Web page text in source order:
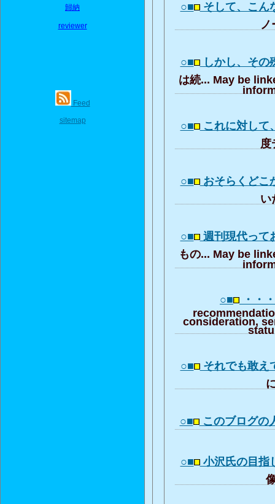
歸納
reviewer
Feed
sitemap
○■ そして、こ
○■ しかし、そ
は続... May be
○■ これに対し
度
○■ おそらくど
い
○■ 週刊現代っ
もの... May be
○■ ・・
consideration,
○■ それでも敢
○■ このブログ
○■ 小沢氏の目